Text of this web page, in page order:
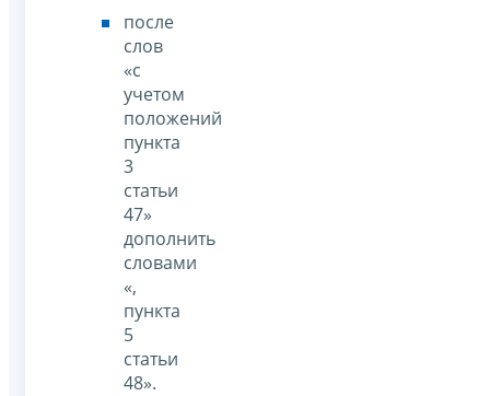
после
слов
«с
учетом
положений
пункта
3
статьи
47»
дополнить
словами
«,
пункта
5
статьи
48».